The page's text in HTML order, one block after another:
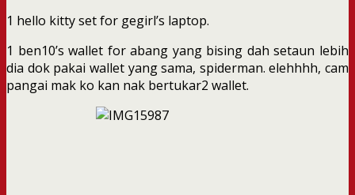
1 hello kitty set for gegirl’s laptop.
1 ben10’s wallet for abang yang bising dah setaun lebih
dia dok pakai wallet yang sama, spiderman. elehhhh, cam
pangai mak ko kan nak bertukar2 wallet.